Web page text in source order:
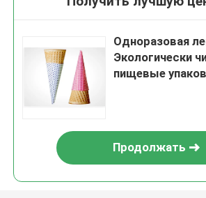
Одноразовая
Экологически
пищевые
Продолжать